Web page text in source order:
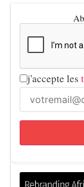
j'accepte les